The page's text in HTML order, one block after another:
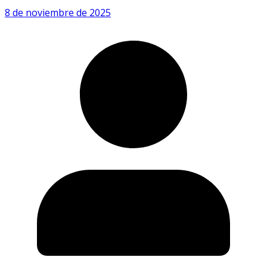
8 de noviembre de 2025